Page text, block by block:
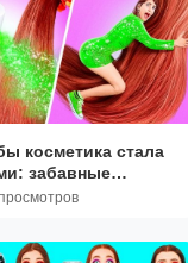
косметика стала
забавные
😂